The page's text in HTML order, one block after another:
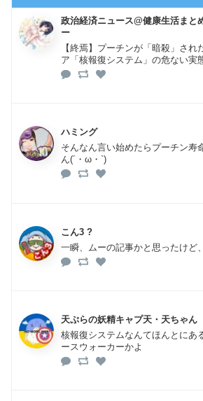
政治経済ニュース@健康生活まと
ー
【終焉】プーチンが「暗殺」さ
ア「核報復システム」の危ない実
ハミング
そんなん言い始めたらプーチン寿
ん(´・ω・`)
こん3 ?
一瞬、ムーの記事かと思ったけど、
天ぷらの妖精キャプ天・天ちゃん
核報復システムなんてほんとにあ
ースウォーカーかよ